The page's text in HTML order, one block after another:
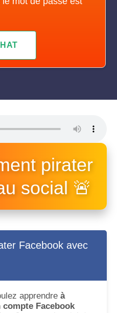
pirater
social 🚨
Facebook avec
apprendre à
Facebook